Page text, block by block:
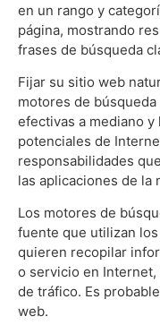
en un rango y
página, mostrando
frases de búsqueda
Fijar su sitio web
motores de
efectivas a mediano
potenciales de
responsabilidades
las aplicaciones de la
Los motores de
fuente que utilizan
quieren recopilar
o servicio en
de tráfico. Es
web.